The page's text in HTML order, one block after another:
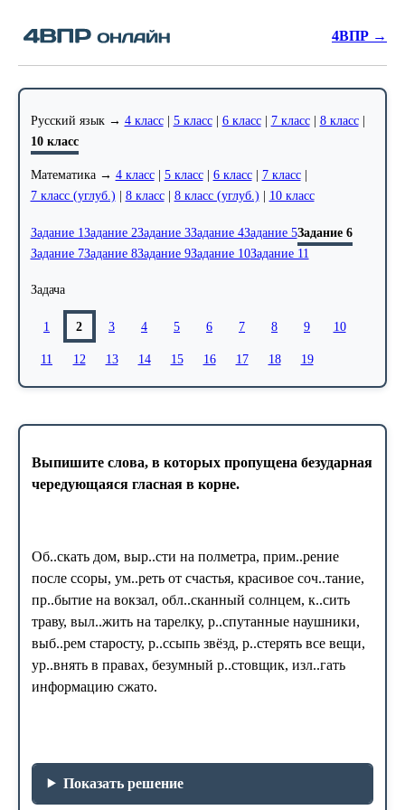
4ВПР →
Русский язык → 4 класс| 5 класс| 6 класс| 7 класс| 8 класс|
10 класс
Математика → 4 класс| 5 класс| 6 класс| 7 класс|
7 класс (углуб.) | 8 класс| 8 класс (углуб.) | 10 класс
Задание 1Задание 2Задание 3Задание 4Задание 5Задание 6
Задание 7Задание 8Задание 9Задание 10Задание 11
Задача
1 2 3 4 5 6 7 8 9 10
11 12 13 14 15 16 17 18 19
Выпишите слова, в которых пропущена безударная
чередующаяся гласная в корне.
Об..скать дом, выр..сти на полметра, прим..рение
после ссоры, ум..реть от счастья, красивое соч..тание,
пр..бытие на вокзал, обл..сканный солнцем, к..сить
траву, выл..жить на тарелку, р..спутанные наушники,
выб..рем старосту, р..ссыпь звёзд, р..стерять все вещи,
ур..внять в правах, безумный р..стовщик, изл..гать
информацию сжато.
Показать решение